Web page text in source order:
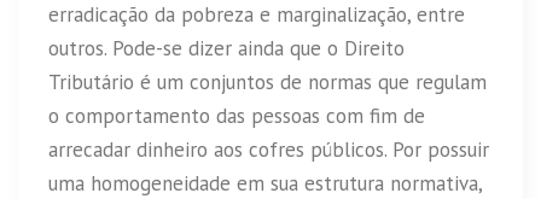
erradicação da pobreza e marginalização, entre
outros. Pode-se dizer ainda que o Direito
Tributário é um conjuntos de normas que regulam
o comportamento das pessoas com fim de
arrecadar dinheiro aos cofres públicos. Por possuir
uma homogeneidade em sua estrutura normativa,